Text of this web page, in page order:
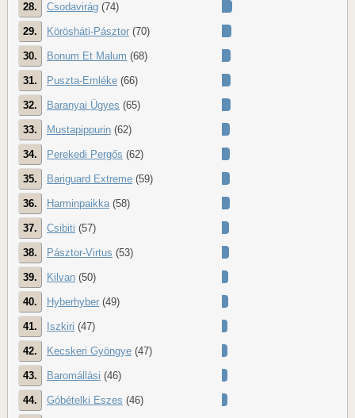
28. Csodavirág (74)
29. Körösháti-Pásztor (70)
30. Bonum Et Malum (68)
31. Puszta-Emléke (66)
32. Baranyai Ügyes (65)
33. Mustapippurin (62)
34. Perekedi Pergős (62)
35. Bariguard Extreme (59)
36. Harminpaikka(58)
37. Csibiti (57)
38. Pásztor-Virtus (53)
39. Kilvan (50)
40. Hyberhyber (49)
41. Iszkiri (47)
42. Kecskeri Gyöngye (47)
43. Baromállási (46)
44. Góbételki Eszes (46)